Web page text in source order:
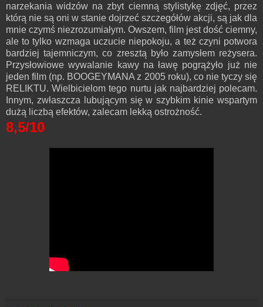
narzekania widzów na zbyt ciemną stylistykę zdjęć, przez
którą nie są oni w stanie dojrzeć szczegółów akcji, są jak dla
mnie czymś niezrozumiałym. Owszem, film jest dość ciemny,
ale to tylko wzmaga uczucie niepokoju, a też czyni potwora
bardziej tajemniczym, co zresztą było zamysłem reżysera.
Przysłowiowe wywalanie kawy na ławę pogrążyło już nie
jeden film (np. BOOGEYMANA z 2005 roku), co nie tyczy się
RELIKTU. Wielbicielom tego nurtu jak najbardziej polecam.
Innym, zwłaszcza lubującym się w szybkim kinie wspartym
dużą liczbą efektów, zalecam lekką ostrożność.
8,5/10